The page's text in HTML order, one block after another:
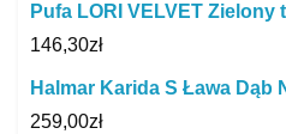
Pufa LORI VELVET Zielony
146,30zł
Halmar Karida S Ława Dąb
259,00zł